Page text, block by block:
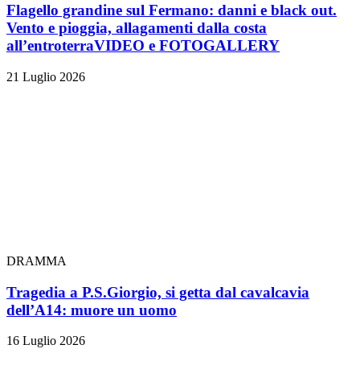
Flagello grandine sul Fermano: danni e black out.
Vento e pioggia, allagamenti dalla costa
all’entroterraVIDEO e FOTOGALLERY
21 Luglio 2026
DRAMMA
Tragedia a P.S.Giorgio, si getta dal cavalcavia
dell’A14: muore un uomo
16 Luglio 2026